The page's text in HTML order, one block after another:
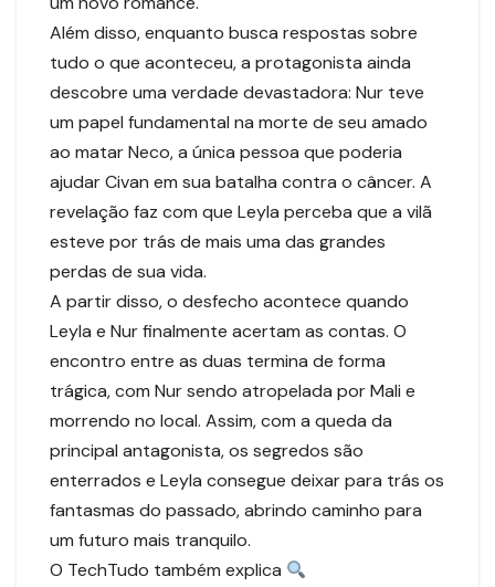
Além disso, enquanto busca respostas sobre
tudo o que aconteceu, a protagonista ainda
descobre uma verdade devastadora: Nur teve
um papel fundamental na morte de seu amado
ao matar Neco, a única pessoa que poderia
ajudar Civan em sua batalha contra o câncer. A
revelação faz com que Leyla perceba que a vilã
esteve por trás de mais uma das grandes
perdas de sua vida.
A partir disso, o desfecho acontece quando
Leyla e Nur finalmente acertam as contas. O
encontro entre as duas termina de forma
trágica, com Nur sendo atropelada por Mali e
morrendo no local. Assim, com a queda da
principal antagonista, os segredos são
enterrados e Leyla consegue deixar para trás os
fantasmas do passado, abrindo caminho para
um futuro mais tranquilo.
O TechTudo também explica